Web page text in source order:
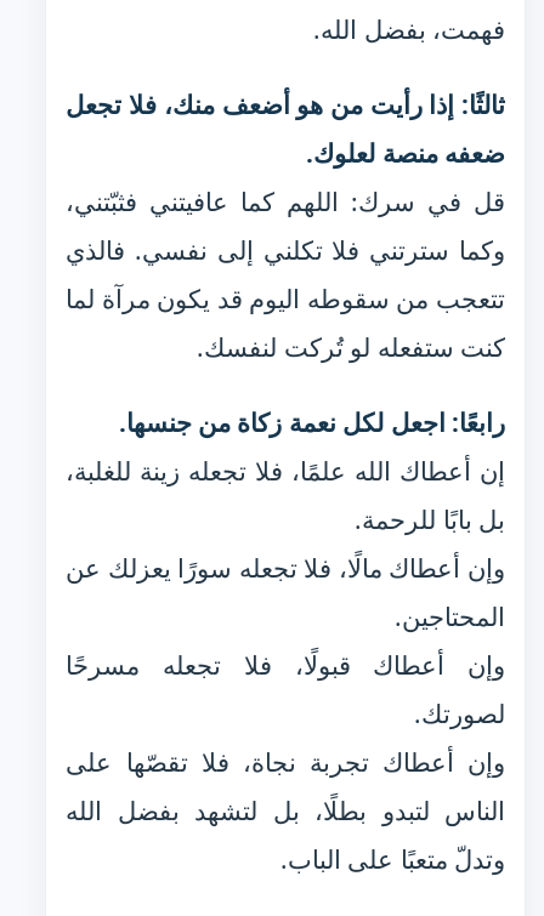
فهمت، بفضل الله.
ثالثًا: إذا رأيت من هو أضعف منك، فلا تجعل
ضعفه منصة لعلوك.
قل في سرك: اللهم كما عافيتني فثبّتني،
وكما سترتني فلا تكلني إلى نفسي. فالذي
تتعجب من سقوطه اليوم قد يكون مرآة لما
كنت ستفعله لو تُركت لنفسك.
رابعًا: اجعل لكل نعمة زكاة من جنسها.
إن أعطاك الله علمًا، فلا تجعله زينة للغلبة،
بل بابًا للرحمة.
وإن أعطاك مالًا، فلا تجعله سورًا يعزلك عن
المحتاجين.
وإن أعطاك قبولًا، فلا تجعله مسرحًا
لصورتك.
وإن أعطاك تجربة نجاة، فلا تقصّها على
الناس لتبدو بطلًا، بل لتشهد بفضل الله
وتدلّ متعبًا على الباب.